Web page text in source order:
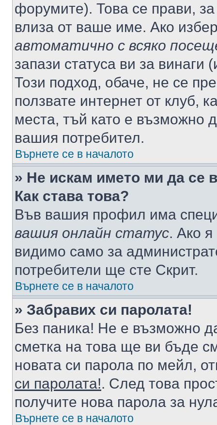
форумите). Това се прави,
влиза от ваше име. Ако
автоматично с всяко
запази статуса ви за винаги
Този подход, обаче, не се
ползвате интернет от клуб,
места, тъй като е възможно
вашия потребител.
Върнете се в началото
» Не искам името ми да се
Как става това?
Във вашия профил има
вашия онлайн статус. Ако
видимо само за
потребители ще сте Скрит.
Върнете се в началото
» Забравих си паролата!
Без паника! Не е възможно
сметка на това ще ви бъде
новата си парола по мейл,
си паролата!. След това
получите нова парола за
Върнете се в началото